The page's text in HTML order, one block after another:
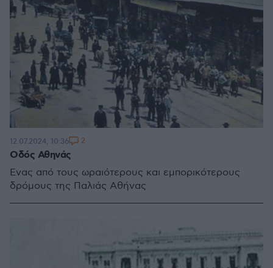
Οδός Αθηνάς
Ένας από τους ωραιότερους και εμπορικότερους
δρόμους της Παλιάς Αθήνας
12.07.2024, 10:36 2